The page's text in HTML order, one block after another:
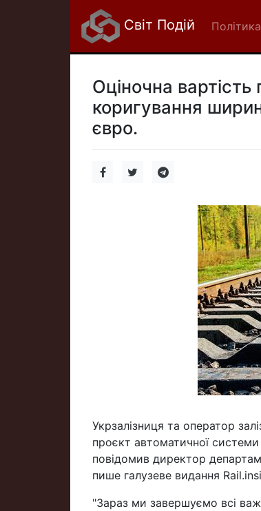
Світ Подій Політика
Оціночна
коригування
євро.
Укрзалізниця та оператор
проєкт автоматичної
повідомив директор
пише галузеве видання
"Зараз ми завершуємо всі